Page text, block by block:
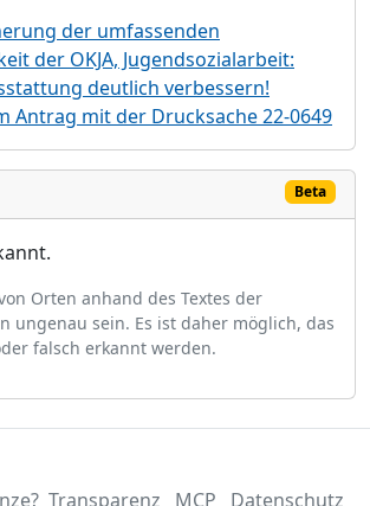
der umfassenden
der OKJA, Jugendsozialarbeit:
deutlich verbessern!
Antrag mit der Drucksache 22-0649
Beta
Orten anhand des Textes der
ungenau sein. Es ist daher möglich, das
falsch erkannt werden.
Transparenz MCP Datenschutz